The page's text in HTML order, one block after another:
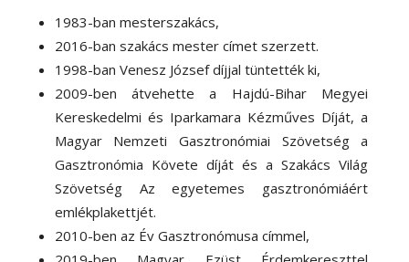
1983-ban mesterszakács,
2016-ban szakács mester címet szerzett.
1998-ban Venesz József díjjal tüntették ki,
2009-ben átvehette a Hajdú-Bihar Megyei
Kereskedelmi és Iparkamara Kézműves Díját, a
Magyar Nemzeti Gasztronómiai Szövetség a
Gasztronómia Követe díját és a Szakács Világ
Szövetség Az egyetemes gasztronómiáért
emlékplakettjét.
2010-ben az Év Gasztronómusa címmel,